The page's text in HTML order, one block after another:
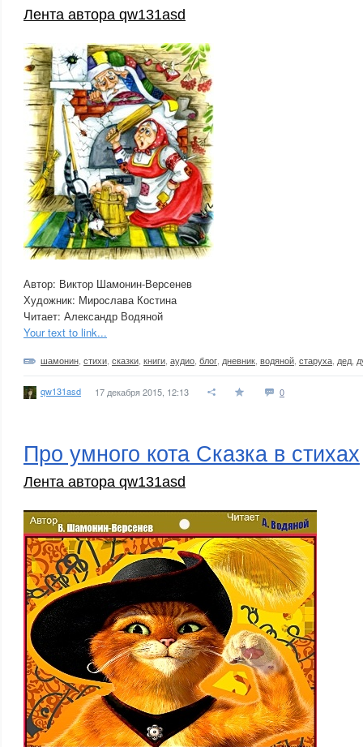
Лента автора qw131asd
Автор: Виктор Шамонин-Версенев
Художник: Мирослава Костина
Читает: Александр Водяной
Your text to link...
шамонин стихи сказки книги аудио блог дневник водяной старуха дед
qw131asd 17 декабря 2015, 12:13 0
Про умного кота Сказка в стихах
Лента автора qw131asd